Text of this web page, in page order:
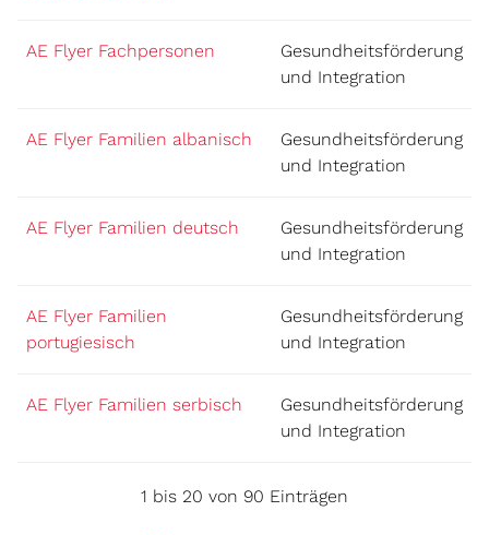
AE Flyer Fachpersonen
Gesundheitsförderung
und Integration
AE Flyer Familien albanisch
Gesundheitsförderung
und Integration
AE Flyer Familien deutsch
Gesundheitsförderung
und Integration
AE Flyer Familien
portugiesisch
Gesundheitsförderung
und Integration
AE Flyer Familien serbisch
Gesundheitsförderung
und Integration
1 bis 20 von 90 Einträgen